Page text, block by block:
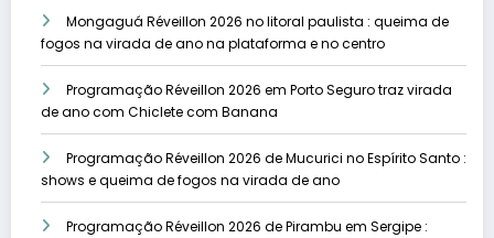
Mongaguá Réveillon 2026 no litoral paulista : queima de
fogos na virada de ano na plataforma e no centro
Programação Réveillon 2026 em Porto Seguro traz virada
de ano com Chiclete com Banana
Programação Réveillon 2026 de Mucurici no Espírito Santo :
shows e queima de fogos na virada de ano
Programação Réveillon 2026 de Pirambu em Sergipe :